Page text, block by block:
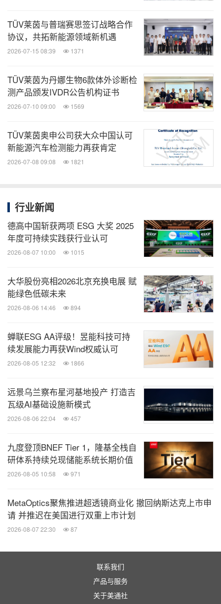
TÜV莱茵与普瑞赛思签订战略合作
协议，共拓新能源领域新机遇
2026-07-15 08:39 1371
TÜV莱茵为丹娜生物6款体外诊断检
测产品颁发IVDR公告机构证书
2026-07-10 09:00 1569
TÜV莱茵奥申公司获大众中国认可
新能源汽车检测能力再获肯定
2026-07-08 09:08 1821
行业新闻
德高中国斩获两项 ESG 大奖 2025
年度可持续实践获行业认可
2026-08-07 10:00 1015
大华股份亮相2026北京充换电展 赋
能绿色低碳未来
2026-08-06 14:46 894
蝉联ESG AA评级！昱能科技可持
续发展能力再获Wind权威认可
2026-08-05 12:32 1866
远景乌兰察布星河基地投产 打造吉
瓦级AI基础设施新模式
2026-08-06 22:04 457
九度登顶BNEF Tier 1，隆基全栈自
研体系持续兑现储能系统长期价值
2026-08-05 10:58 971
MetaOptics聚焦推进超透镜商业化 撤回纳斯达克上市申
请 并推迟在美国进行双重上市计划
2026-08-07 22:30 87
联系我们
产品与服务
关于美通社